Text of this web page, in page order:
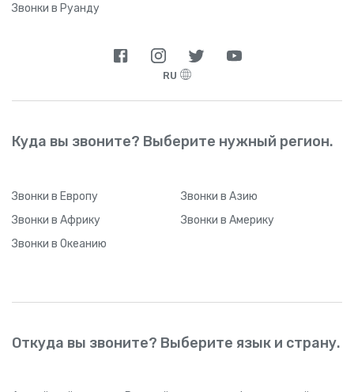
Звонки в Руанду
RU
Куда вы звоните? Выберите нужный регион.
Звонки в Европу Звонки в Азию
Звонки в Африку Звонки в Америку
Звонки в Океанию
Откуда вы звоните? Выберите язык и страну.